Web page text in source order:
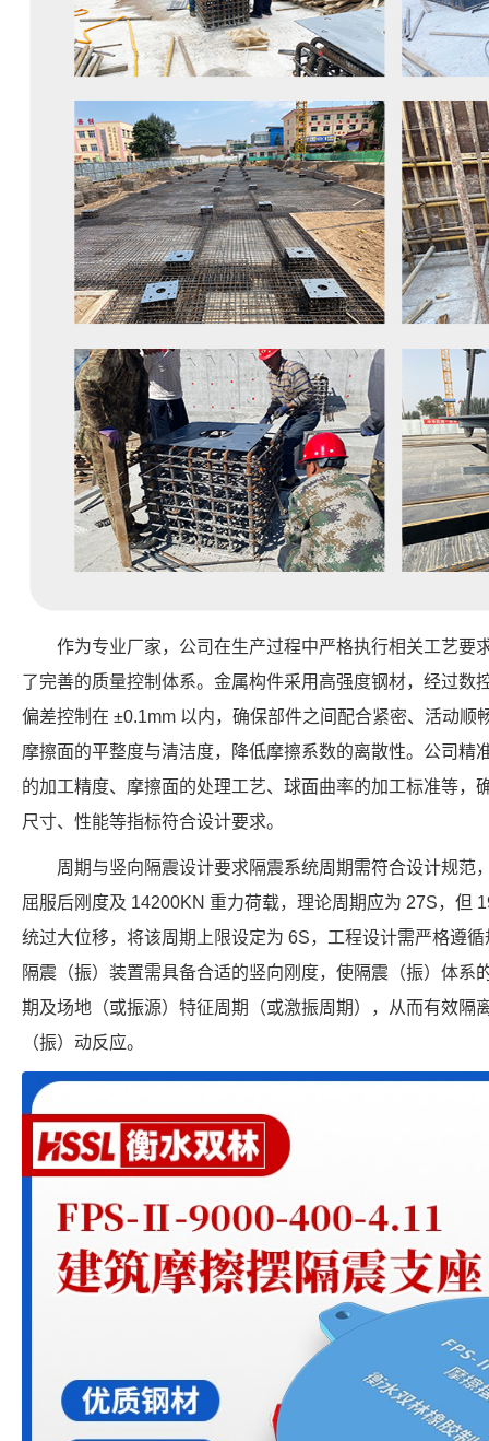
作为专业厂家，公司在生产过程中严格执行相关工艺要
了完善的质量控制体系。金属构件采用高强度钢材，经过数
偏差控制在 ±0.1mm 以内，确保部件之间配合紧密、活动顺
摩擦面的平整度与清洁度，降低摩擦系数的离散性。公司精
的加工精度、摩擦面的处理工艺、球面曲率的加工标准等，
尺寸、性能等指标符合设计要求。
周期与竖向隔震设计要求隔震系统周期需符合设计规范
屈服后刚度及 14200KN 重力荷载，理论周期应为 27S，但
统过大位移，将该周期上限设定为 6S，工程设计需严格遵
隔震（振）装置需具备合适的竖向刚度，使隔震（振）体系
期及场地（或振源）特征周期（或激振周期），从而有效隔
（振）动反应。